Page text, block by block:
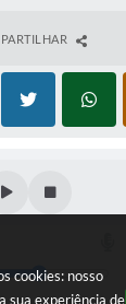
cookies: nosso
sua experiência de